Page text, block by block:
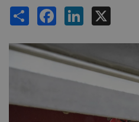
Share Facebook LinkedIn